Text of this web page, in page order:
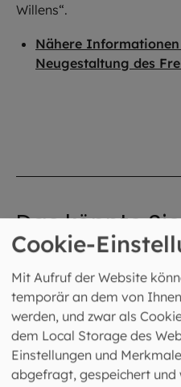
Willens“.
Nähere
Neugestaltung des
Das könnte
interessieren
©
Cookie-
Mit Aufruf der Website
temporär an dem von
werden, und zwar als
dem Local Storage des
Einstellungen und
abgefragt, gespeichert